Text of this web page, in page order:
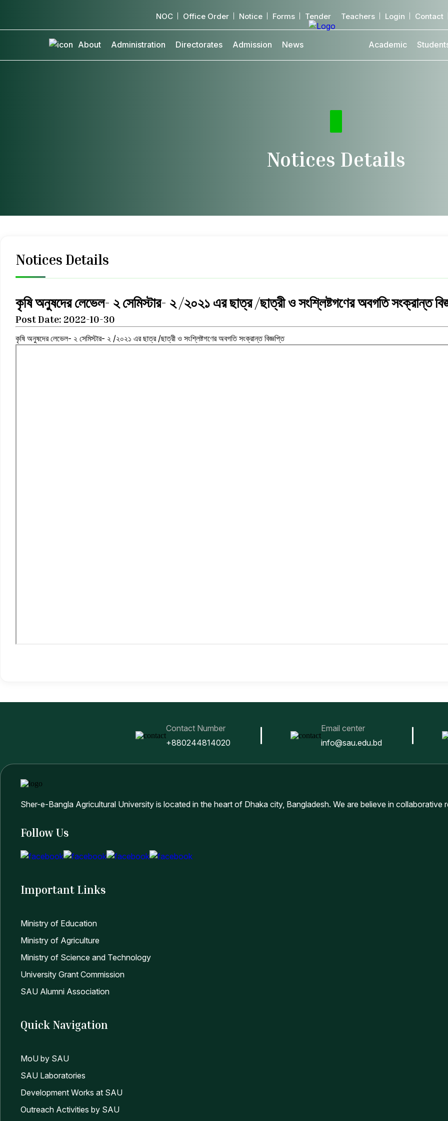
NOC Office Order Notice Forms Tender Teachers Login Contact
About Administration Directorates Admission News Academic
Notices Details
Notices Details
কৃষি অনুষদের লেভেল- ২ সেমিস্টার- ২ /২০২১ এর ছাত্র /ছাত্রী ও সংশ্লিষ্টগণের অবগতি সংক্রান্ত
Post Date: 2022-10-30
কৃষি অনুষদের লেভেল- ২ সেমিস্টার- ২ /২০২১ এর ছাত্র /ছাত্রী ও সংশ্লিষ্টগণের অবগতি সংক্রান্ত বিজ্ঞপ্তি
Contact Number
+880244814020
Email center
info@sau.edu.bd
Sher-e-Bangla Agricultural University is located in the heart of Dhaka city, Bangladesh. We are believe in collaborative
Follow Us
Important Links
Ministry of Education
Ministry of Agriculture
Ministry of Science and Technology
University Grant Commission
SAU Alumni Association
Quick Navigation
MoU by SAU
SAU Laboratories
Development Works at SAU
Outreach Activities by SAU